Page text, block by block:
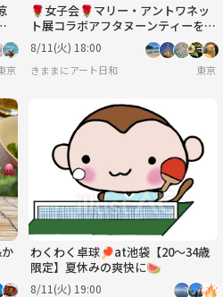
京
🌹女子会🌹マリー・アントワネッ
ト展コラボアフタヌーンティーを堪
能♪♪
8/11(火) 18:00
きままにアート日和 東京
わくわく卓球🏓at池袋【20〜34歳
限定】夏休みの爽快に🍉
8/11(火) 19:00